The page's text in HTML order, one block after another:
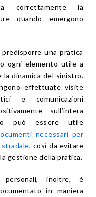
correttamente la
quando emergono
una pratica
ogni elemento utile a
dinamica del sinistro.
effettuate visite
e comunicazioni
sull’intera
può essere utile
necessari per
, così da evitare
gestione della pratica.
inoltre, è
in maniera